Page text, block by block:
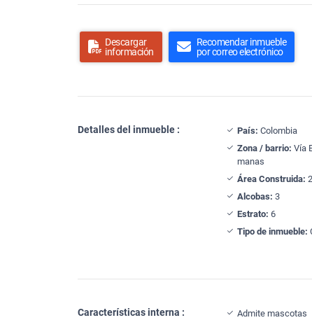
Descargar
información
Recomendar inmueble
por correo electrónico
Detalles del inmueble : País: Colombia
Zona / barrio: Vía
manas
Área Construida:
Alcobas: 3
Estrato: 6
Tipo de inmueble:
Características interna : Admite mascotas